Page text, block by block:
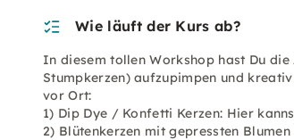
Wie läuft der Kurs ab?
In diesem tollen Workshop hast Du die
Stumpkerzen) aufzupimpen und
vor Ort:
1) Dip Dye / Konfetti Kerzen: Hier
2) Blütenkerzen mit gepressten